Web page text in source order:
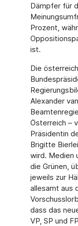
Dämpfer für
Prozent,
ist.
Die
Alexander
Österreich –
Präsidentin
Brigitte
wird. Medien
die Grünen,
jeweils zur
allesamt aus
dass das
VP, SP und